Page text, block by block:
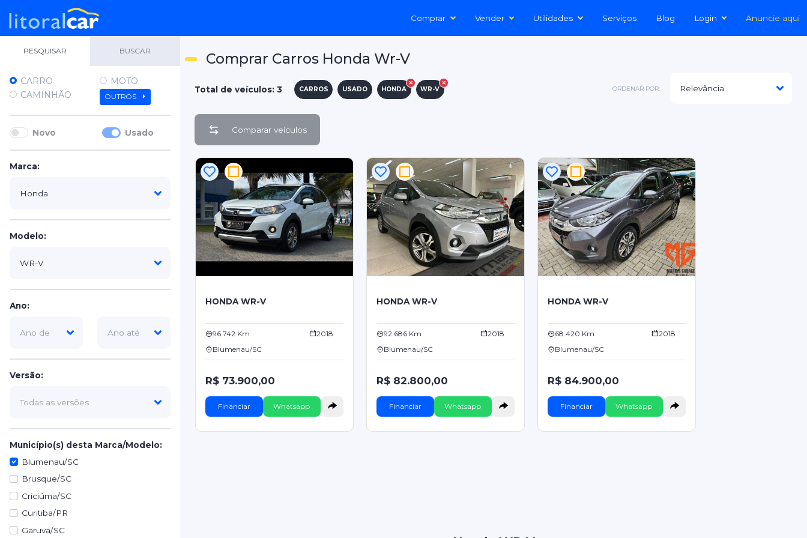
Comprar Vender Utilidades Serviços Blog Login Anuncie aqui
PESQUISAR BUSCAR
CARRO
MOTO
CAMINHÃO
OUTROS
Novo Usado
Marca:
Modelo:
Ano:
Versão:
Município(s) desta Marca/Modelo:
Blumenau/SC
Brusque/SC
Criciúma/SC
Curitiba/PR
Garuva/SC
Comprar Carros Honda Wr-V
Total de veículos: 3 CARROS USADO HONDA WR-V ORDENAR POR:
Comparar veículos
HONDA WR-V
96.742 Km
2018
Blumenau/SC
R$ 73.900,00
Financiar Whatsapp
HONDA WR-V
92.686 Km
2018
Blumenau/SC
R$ 82.800,00
Financiar Whatsapp
HONDA WR-V
68.420 Km
2018
Blumenau/SC
R$ 84.900,00
Financiar Whatsapp